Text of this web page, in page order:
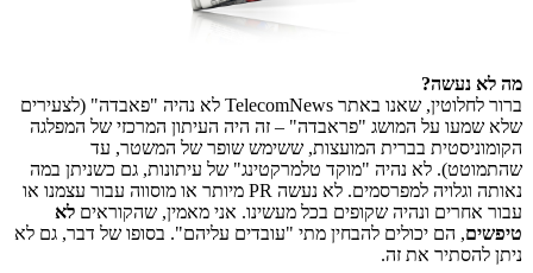
מה לא נעשה?
ברור לחלוטין, שאנו באתר TelecomNews לא נהיה "פאבדה" (לצעירים
שלא שמעו על המושג "פראבדה" – זה היה העיתון המרכזי של המפלגה
הקומוניסטית בברית המועצות, ששימש שופר של המשטר, עד
שהתמוטט). לא נהיה "מוקד טלמרקטינג" של עיתונות, גם כשניתן במה
נאותה וגלויה למפרסמים. לא נעשה PR מיותר או מוסווה עבור עצמנו או
עבור אחרים ונהיה שקופים בכל מעשינו. אני מאמין, שהקוראים לא
טיפשים, הם יכולים להבחין מתי "עובדים עליהם". בסופו של דבר, גם לא
ניתן להסתיר את זה.